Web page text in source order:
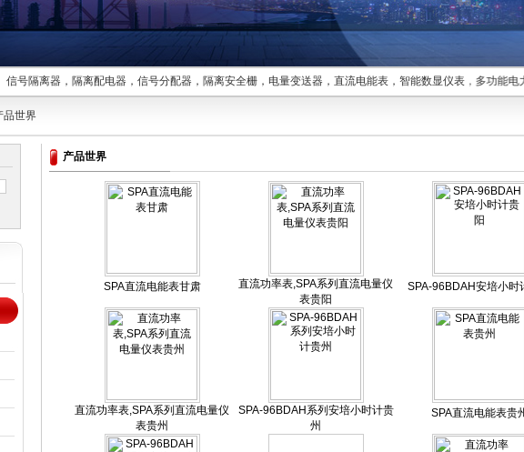
信号隔离器，隔离配电器，信号分配器，隔离安全栅，电量变送器，直流电能表，智能数显仪表，多功能电
世界
产品世界
SPA直流电能表甘肃
直流功率表,SPA系列直流电量仪
表贵阳
SPA-96BDAH安培小时
直流功率表,SPA系列直流电量仪
表贵州
SPA-96BDAH系列安培小时计贵
州
SPA直流电能表贵